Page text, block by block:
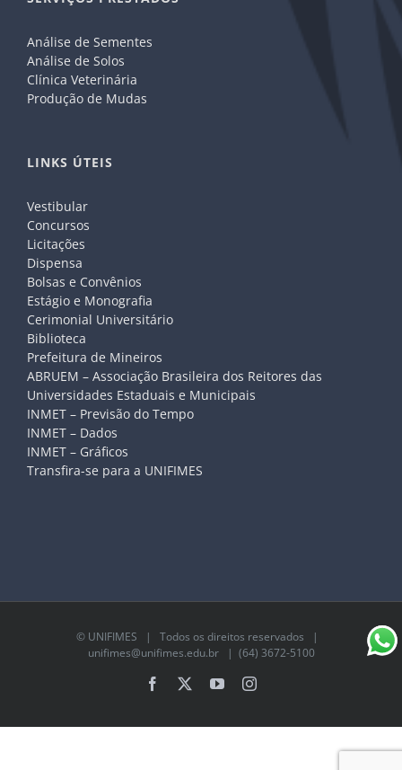
Análise de Sementes
Análise de Solos
Clínica Veterinária
Produção de Mudas
LINKS ÚTEIS
Vestibular
Concursos
Licitações
Dispensa
Bolsas e Convênios
Estágio e Monografia
Cerimonial Universitário
Biblioteca
Prefeitura de Mineiros
ABRUEM – Associação Brasileira dos Reitores das
Universidades Estaduais e Municipais
INMET – Previsão do Tempo
INMET – Dados
INMET – Gráficos
Transfira-se para a UNIFIMES
© UNIFIMES | Todos os direitos reservados |
unifimes@unifimes.edu.br| (64) 3672-5100
Facebook YouTubeInstagram